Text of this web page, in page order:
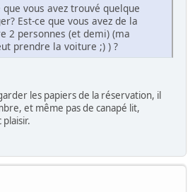
vous avez trouvé quelque
Est-ce que vous avez de la
2 personnes (et demi) (ma
prendre la voiture ;) ) ?
les papiers de la réservation, il
et même pas de canapé lit,